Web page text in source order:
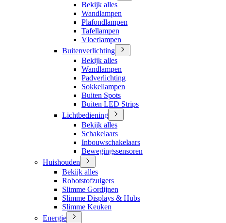
Bekijk alles
Wandlampen
Plafondlampen
Tafellampen
Vloerlampen
Buitenverlichting
Bekijk alles
Wandlampen
Padverlichting
Sokkellampen
Buiten Spots
Buiten LED Strips
Lichtbediening
Bekijk alles
Schakelaars
Inbouwschakelaars
Bewegingssensoren
Huishouden
Bekijk alles
Robotstofzuigers
Slimme Gordijnen
Slimme Displays & Hubs
Slimme Keuken
Energie